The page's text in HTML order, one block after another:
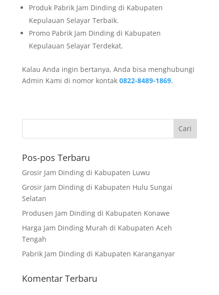
Produk Pabrik Jam Dinding di Kabupaten
Kepulauan Selayar Terbaik.
Promo Pabrik Jam Dinding di Kabupaten
Kepulauan Selayar Terdekat.
Kalau Anda ingin bertanya, Anda bisa menghubungi
Admin Kami di nomor kontak 0822-8489-1869.
Pos-pos Terbaru
Grosir Jam Dinding di Kabupaten Luwu
Grosir Jam Dinding di Kabupaten Hulu Sungai
Selatan
Produsen Jam Dinding di Kabupaten Konawe
Harga Jam Dinding Murah di Kabupaten Aceh
Tengah
Pabrik Jam Dinding di Kabupaten Karanganyar
Komentar Terbaru